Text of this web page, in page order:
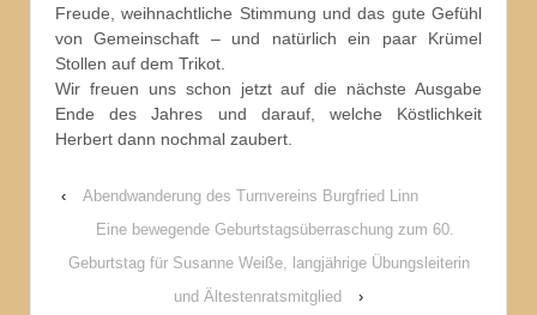
Freude, weihnachtliche Stimmung und das gute Gefühl
von Gemeinschaft – und natürlich ein paar Krümel
Stollen auf dem Trikot.
Wir freuen uns schon jetzt auf die nächste Ausgabe
Ende des Jahres und darauf, welche Köstlichkeit
Herbert dann nochmal zaubert.
‹
Abendwanderung des Turnvereins Burgfried Linn
Eine bewegende Geburtstagsüberraschung zum 60.
Geburtstag für Susanne Weiße, langjährige Übungsleiterin
und Ältestenratsmitglied
›